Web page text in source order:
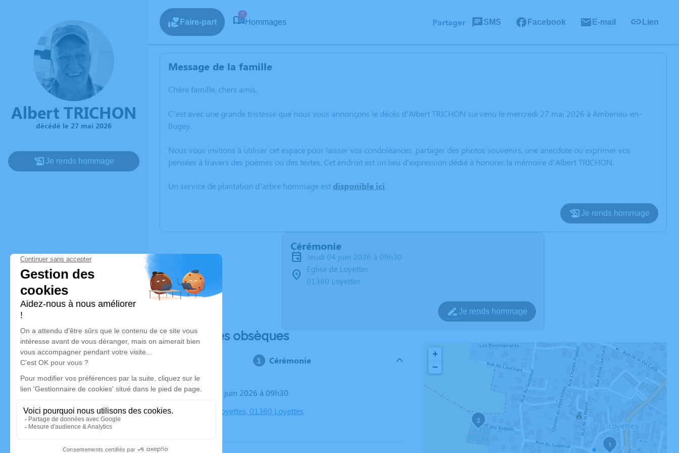
Albert TRICHON
décédé le 27 mai 2026
Je rends hommage
Faire-part
25
Hommages Partager SMS Facebook E-mail Lien
Message de la famille
Chère famille, chers amis,
C’est avec une grande tristesse que nous vous annonçons le décès d’Albert TRICHON survenu le mercredi 27 mai 2026 à Amberieu-en-
Bugey.
Nous vous invitons à utiliser cet espace pour laisser vos condoléances, partager des photos souvenirs, une anecdote ou exprimer vos
pensées à travers des poèmes ou des textes. Cet endroit est un lieu d'expression dédié à honorer la mémoire d’Albert TRICHON.
Un service de plantation d’arbre hommage est disponible ici.
Je rends hommage
Cérémonie
jeudi 04 juin 2026 à 09h30
Eglise de Loyettes
01360 Loyettes
Je rends hommage
Déroulé des obsèques
Cérémonie
Le jeudi 04 juin 2026 à 09h30
Eglise de Loyettes, 01360 Loyettes
1
2
+
−